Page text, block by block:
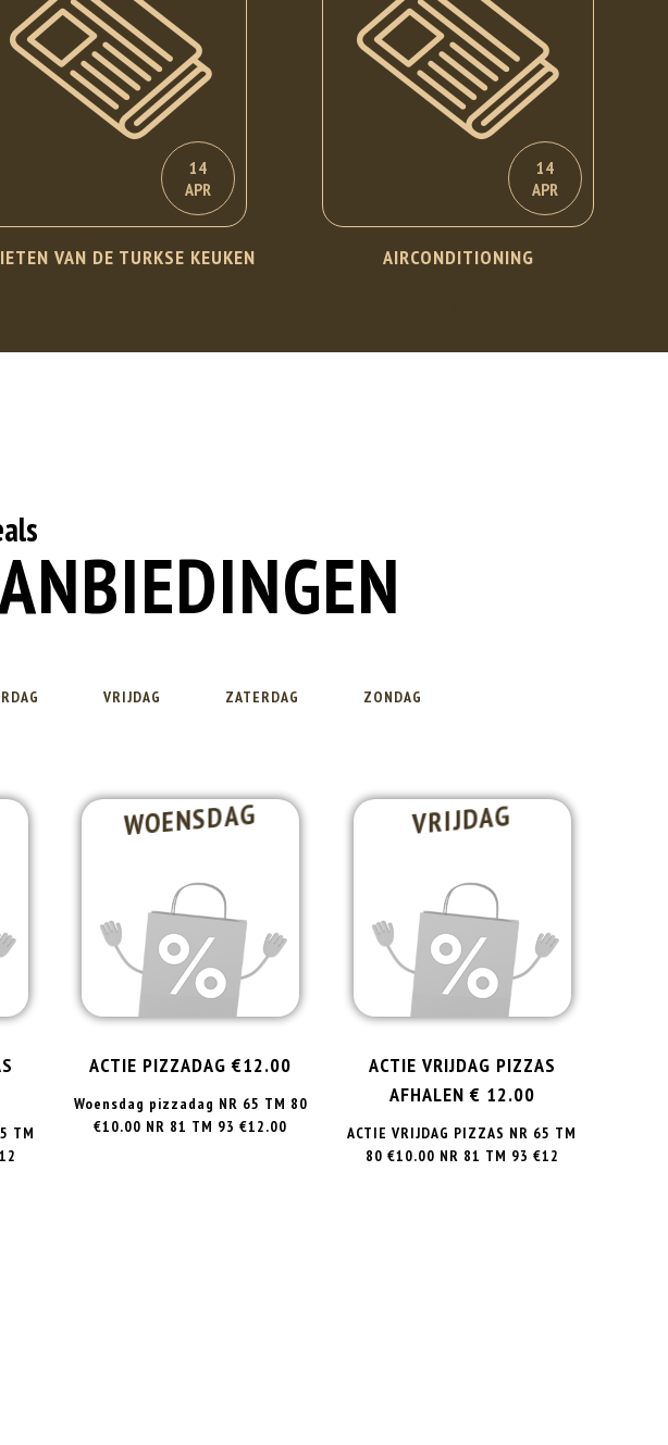
14
APR
VAN DE TURKSE KEUKEN
14
APR
AIRCONDITIONING
VRIJDAG ZATERDAG ZONDAG
TM
WOENSDAG
ACTIE PIZZADAG €12.00
Woensdag pizzadag NR 65 TM 80
€10.00 NR 81 TM 93 €12.00
VRIJDAG
ACTIE VRIJDAG PIZZAS
AFHALEN € 12.00
ACTIE VRIJDAG PIZZAS NR 65 TM
80 €10.00 NR 81 TM 93 €12